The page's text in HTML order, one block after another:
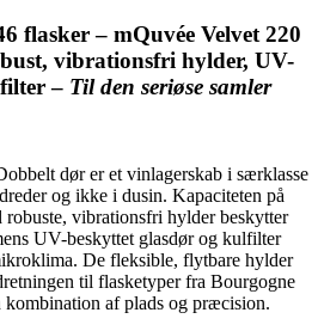
flasker – mQuvée Velvet 220
vibrationsfri hylder, UV-
– Til den seriøse samler
dør er et vinlagerskab i særklasse
og ikke i dusin. Kapaciteten på
robuste, vibrationsfri hylder beskytter
UV-beskyttet glasdør og kulfilter
De fleksible, flytbare hylder
til flasketyper fra Bourgogne
af plads og præcision.